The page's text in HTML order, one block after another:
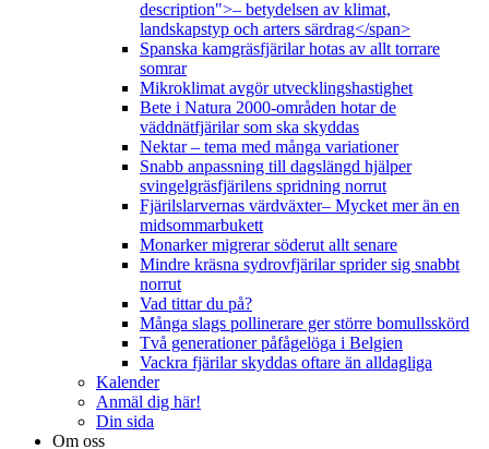
description">– betydelsen av klimat,
landskapstyp och arters särdrag</span>
Spanska kamgräsfjärilar hotas av allt torrare
somrar
Mikroklimat avgör utvecklingshastighet
Bete i Natura 2000-områden hotar de
väddnätfjärilar som ska skyddas
Nektar – tema med många variationer
Snabb anpassning till dagslängd hjälper
svingelgräsfjärilens spridning norrut
Fjärilslarvernas värdväxter– Mycket mer än en
midsommarbukett
Monarker migrerar söderut allt senare
Mindre kräsna sydrovfjärilar sprider sig snabbt
norrut
Vad tittar du på?
Många slags pollinerare ger större bomullsskörd
Två generationer påfågelöga i Belgien
Vackra fjärilar skyddas oftare än alldagliga
Kalender
Anmäl dig här!
Din sida
Om oss